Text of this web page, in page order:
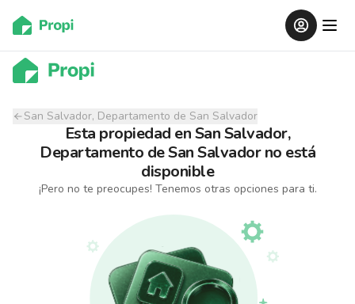
San Salvador, Departamento de San Salvador
Esta propiedad enSan Salvador,
Departamento de San Salvador no está
disponible
¡Pero no te preocupes! Tenemos otras opciones para ti.